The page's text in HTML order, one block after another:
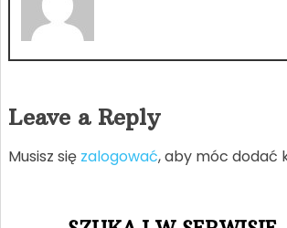
Leave a Reply
Musisz się zalogować, aby móc dodać